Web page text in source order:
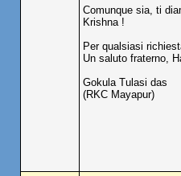
Comunque sia, ti
Krishna !
Per qualsiasi
Un saluto fraterno,
Gokula Tulasi das
(RKC Mayapur)